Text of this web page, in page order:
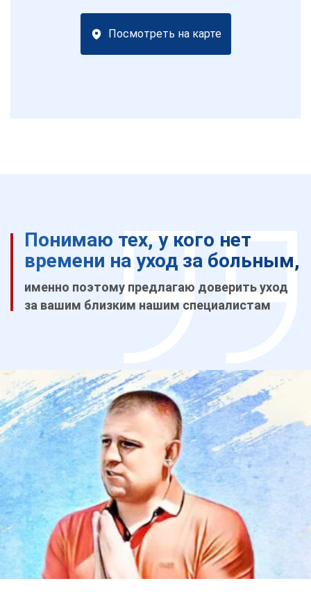
Посмотреть на карте
Понимаю тех, у кого нет
времени на уход за больным,
именно поэтому предлагаю доверить уход
за вашим близким нашим специалистам